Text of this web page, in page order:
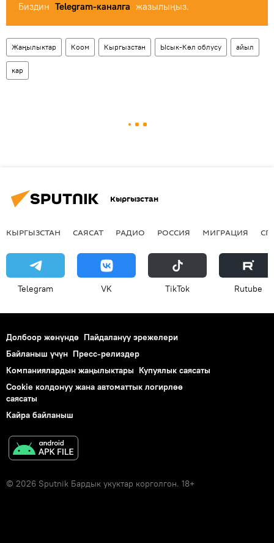
Биздин Telegram-каналга жазылыңыз.
Жаңылыктар Коом Кыргызстан Ысык-Көл облусу айыл
кар
Кыргызстан
КЫРГЫЗСТАН САЯСАТ РАДИО РОССИЯ МИГРАЦИЯ
Telegram VK ТikТоk Rutube
Долбоор жөнүндө Пайдалануу эрежелери
Байланыш үчүн Пресс-релиздер
Компаниялардын жаңылыктары Купуялык саясаты
Cookie колдонуу жана автоматтык логирлөө
саясаты
Кайра байланыш
© 2026 Sputnik Бардык укуктар корголгон. 18+